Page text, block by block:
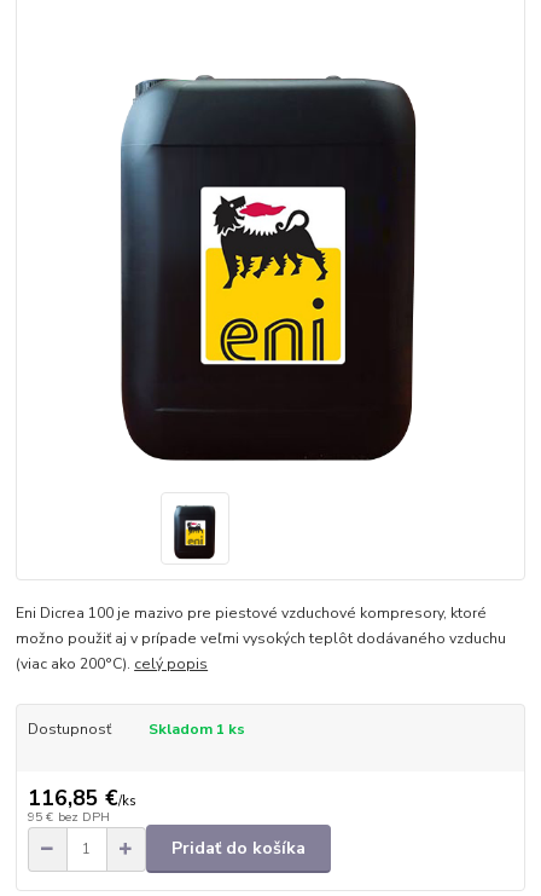
Eni Dicrea 100 je mazivo pre piestové vzduchové kompresory, ktoré
možno použiť aj v prípade veľmi vysokých teplôt dodávaného vzduchu
(viac ako 200°C). celý popis
Dostupnosť Skladom 1 ks
116,85 €/ks
95 € bez DPH
Pridať do košíka